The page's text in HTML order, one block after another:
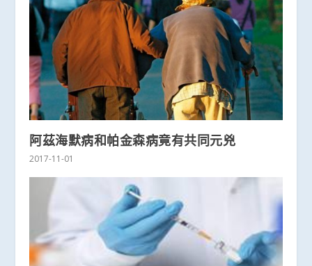
阿茲海默病和帕金森病竟有共同元兇
2017-11-01